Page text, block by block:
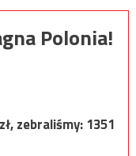
Polonia!
zł, zebraliśmy:1351